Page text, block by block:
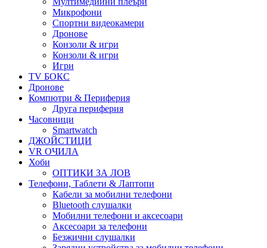
Микрофони
Спортни видеокамери
Дронове
Конзоли & игри
Конзоли & игри
Игри
TV БОКС
Дронове
Компютри & Периферия
Друга периферия
Часовници
Smartwatch
ДЖОЙСТИЦИ
VR ОЧИЛА
Хоби
ОПТИКИ ЗА ЛОВ
Телефони, Таблети & Лаптопи
Кабели за мобилни телефони
Bluetooth слушалки
Мобилни телефони и аксесоари
Аксесоари за телефони
Безжични слушалки